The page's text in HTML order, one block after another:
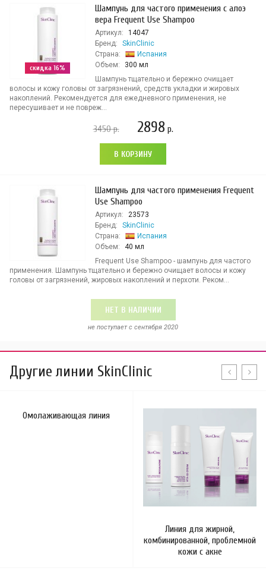
скидка 16%
Шампунь для частого применения с алоэ
вера Frequent Use Shampoo
Артикул:
14047
Бренд:
SkinClinic
Страна:
Испания
Объем:
300 мл
Шампунь тщательно и бережно очищает
волосы и кожу головы от загрязнений, средств укладки и жировых
накоплений. Рекомендуется для ежедневного применения, не
пересушивает и не повреж...
3450р. 2898 р.
В КОРЗИНУ
Шампунь для частого применения Frequent
Use Shampoo
Артикул:
23573
Бренд:
SkinClinic
Страна:
Испания
Объем:
40 мл
Frequent Use Shampoo - шампунь для частого
применения. Шампунь тщательно и бережно очищает волосы и кожу
головы от загрязнений, жировых накоплений и перхоти. Реком...
НЕТ В НАЛИЧИИ
не поступает c сентября 2020
Другие линии SkinClinic
Омолаживающая линия
Линия для жирной,
комбинированной, проблемной
кожи с акне